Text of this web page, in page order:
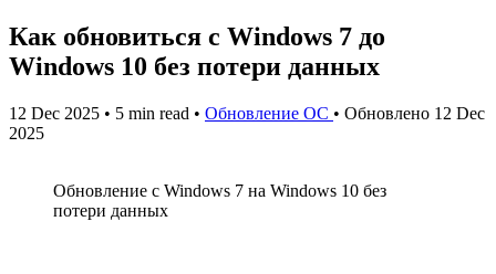
Как обновиться с Windows 7 до
Windows 10 без потери данных
12 Dec 2025 • 5 min read • Обновление ОС • Обновлено 12 Dec
2025
Обновление с Windows 7 на Windows 10 без
потери данных